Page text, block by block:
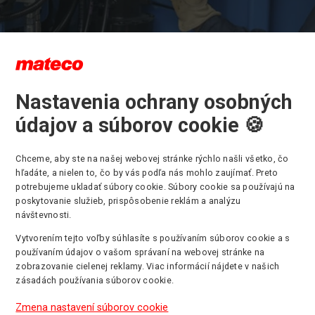
pracovných plošín
Slovenskej republike
popriprenájme apredajiďalšou kľúčovou záležitosťou nášho
široké portfólio pracovných strojov, kladieme na to
že práve servis vždy ukáže, do akej miery je firma skutočne
a profesionálna. Servis pracovných plošín vykonávame po celej
republike.
Nastavenia ochrany osobných
údajov a súborov cookie 🍪
Chceme, aby ste na našej webovej stránke rýchlo našli všetko, čo
hľadáte, a nielen to, čo by vás podľa nás mohlo zaujímať. Preto
potrebujeme ukladať súbory cookie. Súbory cookie sa používajú na
poskytovanie služieb, prispôsobenie reklám a analýzu
návštevnosti.
Vytvorením tejto voľby súhlasíte s používaním súborov cookie a s
používaním údajov o vašom správaní na webovej stránke na
zobrazovanie cielenej reklamy. Viac informácií nájdete v našich
zásadách používania súborov cookie.
Zmena nastavení súborov cookie